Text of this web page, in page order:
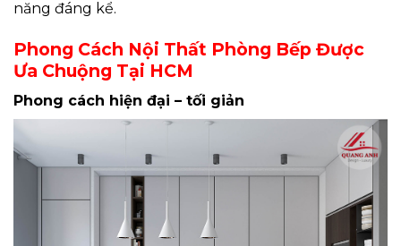
năng đáng kể.
Phong Cách Nội Thất Phòng Bếp Được
Ưa Chuộng Tại HCM
Phong cách hiện đại – tối giản